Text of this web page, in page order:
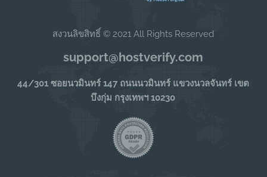
สงวนลิขสิทธิ์ © 2021 All Rights Reserved
support@hostverify.com
44/301 ซอยนวมินทร์ 147 ถนนนวมินทร์ แขวงนวลจันทร์ เขต
บึงกุ่ม กรุงเทพฯ 10230